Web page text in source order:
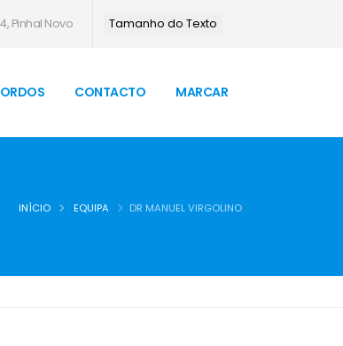
Pinhal Novo Tamanho do Texto
CONTACTO MARCAR
INÍCIO EQUIPA DR MANUEL VIRGOLINO